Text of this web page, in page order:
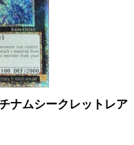
ナムシークレットレア